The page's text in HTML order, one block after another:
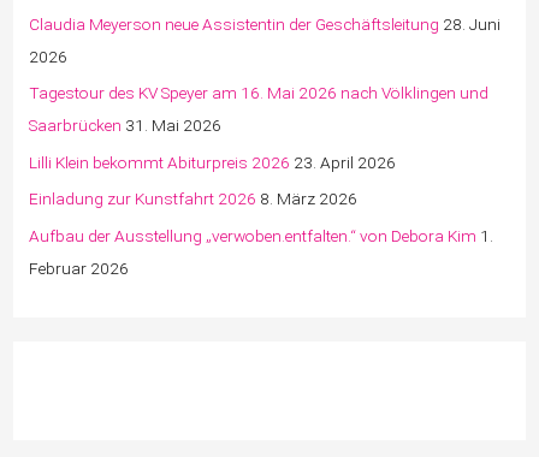
Claudia Meyerson neue Assistentin der Geschäftsleitung 28. Juni
2026
Tagestour des KV Speyer am 16. Mai 2026 nach Völklingen und
Saarbrücken 31. Mai 2026
Lilli Klein bekommt Abiturpreis 2026 23. April 2026
Einladung zur Kunstfahrt 2026 8. März 2026
Aufbau der Ausstellung „verwoben.entfalten.“ von Debora Kim 1.
Februar 2026